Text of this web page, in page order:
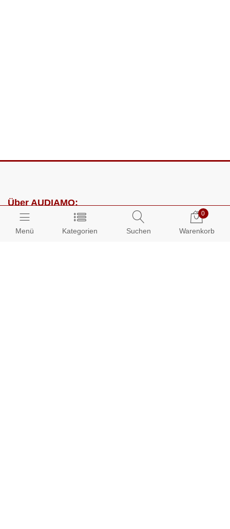
Menü Kategorien Suchen
0
Warenkorb
Über AUDIAMO:
Impressum